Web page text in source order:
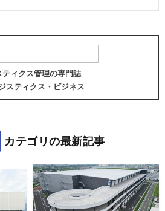
ティクス管理の専門誌
スティクス・ビジネス
カテゴリの最新記事